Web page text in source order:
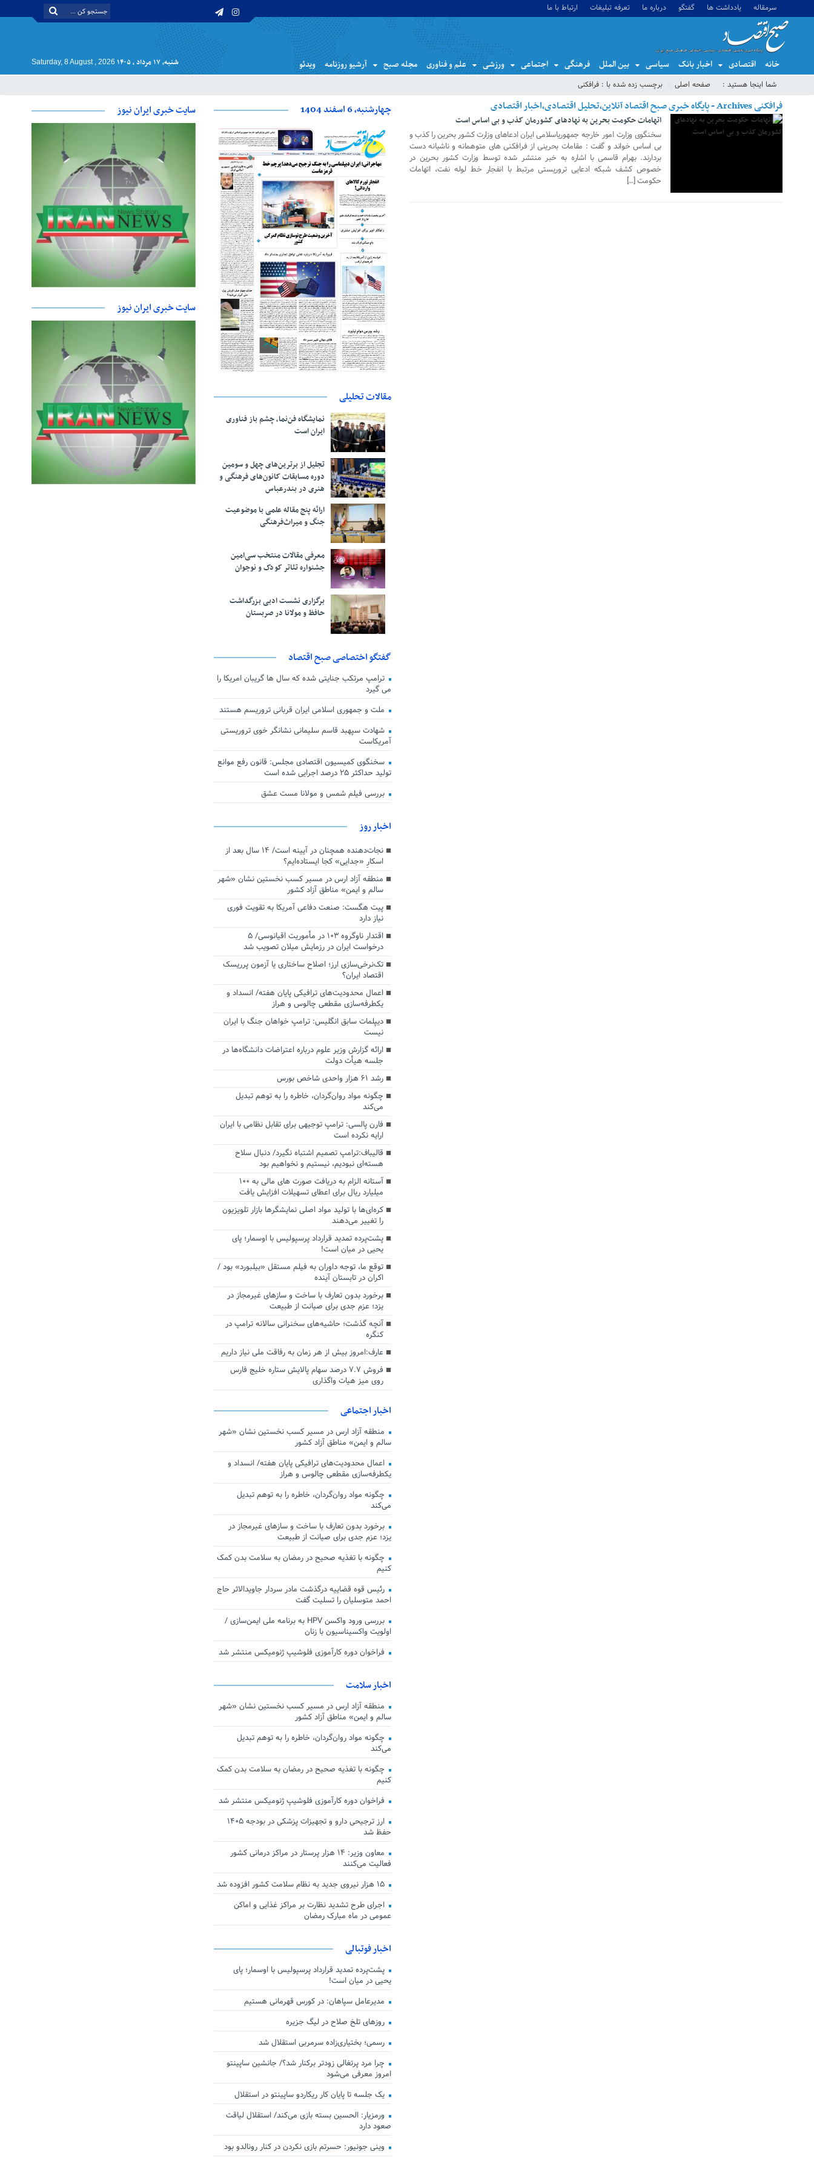
سرمقاله یادداشت ها گفتگو درباره ما تعرفه تبلیغات ارتباط با ما
خانه اقتصادی اخبار بانک سیاسی بین الملل فرهنگی اجتماعی ورزشی علم و فناوری مجله صبح آرشیو روزنامه ویدئو شنبه, ۱۷ مرداد , ۱۴۰۵ Saturday, 8 August , 2026
شما اینجا هستید : صفحه اصلی برچسب زده شده با : فرافکنی
فرافکنی Archives - پایگاه خبری صبح اقتصاد آنلاین،تحلیل اقتصادی،اخبار اقتصادی
08 فوریه 2018
اتهامات حکومت بحرین به نهادهای کشورمان کذب و بی اساس است
سخنگوی وزارت امور خارجه جمهوریاسلامی ایران ادعاهای وزارت کشور بحرین را کذب و
بی اساس خواند و گفت : مقامات بحرینی از فرافکنی های متوهمانه و ناشیانه دست
بردارند. بهرام قاسمی با اشاره به خبر منتشر شده توسط وزارت کشور بحرین در
خصوص کشف شبکه ادعایی تروریستی مرتبط با انفجار خط لوله نفت، اتهامات
حکومت […]
چهارشنبه، 6 اسفند 1404
مقالات تحلیلی
نمایشگاه فن‌نما، چشم باز فناوری
ایران است
تجلیل از بر‌ترین‌های چهل و سومین
دوره مسابقات کانون‌های فرهنگی و
هنری در بندرعباس
ارائه پنج مقاله علمی با موضوعیت
جنگ و میراث‌فرهنگی
معرفی مقالات منتخب سی‌امین
جشنواره تئاتر کودک و نوجوان
برگزاری نشست ادبی بزرگداشت
حافظ و مولانا در صربستان
گفتگو اختصاصی صبح اقتصاد
ترامپ مرتکب جنایتی شده که سال ها گریبان امریکا را
می گیرد
ملت و جمهوری اسلامی ایران قربانی تروریسم هستند
شهادت سپهبد قاسم سلیمانی نشانگر خوی تروریستی
آمریکاست
سخنگوی کمیسیون اقتصادی مجلس: قانون رفع موانع
تولید حداکثر ۲۵ درصد اجرایی شده است
بررسی فیلم شمس و مولانا مست عشق
اخبار روز
نجات‌دهنده‌ همچنان در آیینه است/ ۱۴ سال بعد از
اسکارِ «جدایی» کجا ایستاده‌ایم؟
منطقه آزاد ارس در مسیر کسب نخستین نشان «شهر
سالم و ایمن» مناطق آزاد کشور
پیت هگست: صنعت دفاعی آمریکا به تقویت فوری
نیاز دارد
اقتدار ناوگروه ۱۰۳ در مأموریت‌ اقیانوسی/ ۵
درخواست ایران در رزمایش میلان تصویب شد
تک‌نرخی‌سازی ارز؛ اصلاح ساختاری یا آزمون پرریسک
اقتصاد ایران؟
اعمال محدودیت‌های ترافیکی پایان هفته/ انسداد و
یکطرفه‌سازی مقطعی چالوس و هراز
دیپلمات سابق انگلیس:‌ ترامپ خواهان جنگ با ایران
نیست
ارائه گزارش وزیر علوم درباره اعتراضات دانشگاه‌ها در
جلسه هیأت دولت
رشد ۶۱ هزار واحدی شاخص بورس
چگونه مواد روان‌گردان، خاطره را به توهم تبدیل
می‌کند
فارن پالسی: ترامپ توجیهی برای تقابل نظامی با ایران
ارایه نکرده است
قالیباف:ترامپ تصمیم اشتباه نگیرد/ دنبال سلاح
هسته‌ای نبودیم، نیستیم و نخواهیم بود
آستانه الزام به دریافت صورت های مالی به ۱۰۰
میلیارد ریال برای اعطای تسهیلات افزایش یافت
کره‌ای‌ها با تولید مواد اصلی نمایشگرها بازار تلویزیون
را تغییر می‌دهند
پشت‌پرده تمدید قرارداد پرسپولیس با اوسمار؛ پای
یحیی در میان است!
توقع ما، توجه داوران به فیلم مستقل «بیلبورد» بود /
اکران در تابستان آینده
برخورد بدون تعارف با ساخت‌ و سازهای غیرمجاز در
یزد؛ عزم جدی برای صیانت از طبیعت
آنچه گذشت؛ حاشیه‌های سخنرانی سالانه ترامپ در
کنگره
عارف:امروز بیش از هر زمان به رفاقت ملی نیاز داریم
فروش ۷.۷ درصد سهام پالایش ستاره خلیج فارس
روی میز هیات واگذاری
اخبار اجتماعی
منطقه آزاد ارس در مسیر کسب نخستین نشان «شهر
سالم و ایمن» مناطق آزاد کشور
اعمال محدودیت‌های ترافیکی پایان هفته/ انسداد و
یکطرفه‌سازی مقطعی چالوس و هراز
چگونه مواد روان‌گردان، خاطره را به توهم تبدیل
می‌کند
برخورد بدون تعارف با ساخت‌ و سازهای غیرمجاز در
یزد؛ عزم جدی برای صیانت از طبیعت
چگونه با تغذیه صحیح در رمضان به سلامت بدن کمک
کنیم
رئیس قوه قضاییه درگذشت مادر سردار جاویدالاثر حاج
احمد متوسلیان را تسلیت گفت
بررسی ورود واکسن HPV به برنامه ملی ایمن‌سازی /
اولویت واکسیناسیون با زنان
فراخوان دوره کارآموزی فلوشیپ ژنومیکس منتشر شد
اخبار سلامت
منطقه آزاد ارس در مسیر کسب نخستین نشان «شهر
سالم و ایمن» مناطق آزاد کشور
چگونه مواد روان‌گردان، خاطره را به توهم تبدیل
می‌کند
چگونه با تغذیه صحیح در رمضان به سلامت بدن کمک
کنیم
فراخوان دوره کارآموزی فلوشیپ ژنومیکس منتشر شد
ارز ترجیحی دارو و تجهیزات پزشکی در بودجه ۱۴۰۵
حفظ شد
معاون وزیر: ۱۴ هزار پرستار در مراکز درمانی کشور
فعالیت می‌کنند
۱۵ هزار نیروی جدید به نظام سلامت کشور افزوده شد
اجرای طرح تشدید نظارت بر مراکز غذایی و اماکن
عمومی در ماه مبارک رمضان
اخبار فوتبالی
پشت‌پرده تمدید قرارداد پرسپولیس با اوسمار؛ پای
یحیی در میان است!
مدیرعامل سپاهان: در کورس قهرمانی هستیم
روزهای تلخ صلاح در لیگ جزیره
رسمی؛ بختیاری‌زاده سرمربی استقلال شد
چرا مرد پرتغالی زودتر برکنار شد؟/ جانشین ساپینتو
امروز معرفی می‌شود
یک جلسه تا پایان کار ریکاردو ساپینتو در استقلال
ورمزیار: الحسین بسته بازی می‌کند/ استقلال لیاقت
صعود دارد
وینی جونیور: حسرتم بازی نکردن در کنار رونالدو بود
سایت خبری ایران نیوز
سایت خبری ایران نیوز